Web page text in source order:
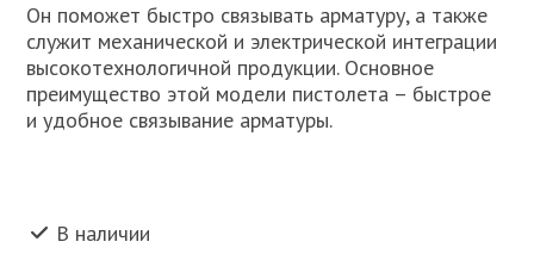
Он поможет быстро связывать арматуру, а также
служит механической и электрической интеграции
высокотехнологичной продукции. Основное
преимущество этой модели пистолета – быстрое
и удобное связывание aрматуры.
В наличии